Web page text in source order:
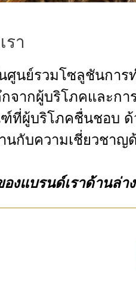
า
นศูนย์รวมโซลูชันก
จากผู้บริโภคและก
ที่ผู้บริโภคชื่นชอบ ด้
กับความเชี่ยวชาญ
งแบรนด์เราด้านล่าง